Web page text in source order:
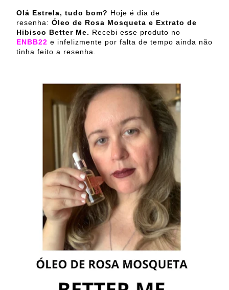
Olá Estrela, tudo bom? Hoje é dia de
resenha: Óleo de Rosa Mosqueta e Extrato de
Hibisco Better Me. Recebi esse produto no
ENBB22 e infelizmente por falta de tempo ainda não
tinha feito a resenha.